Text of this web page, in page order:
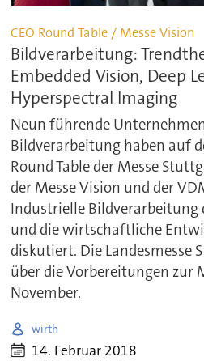
CEO Round Table / Messe Vision
Bildverarbeitung:
Embedded Vision, Deep
Hyperspectral Imaging
Neun führende
Bildverarbeitung haben auf
Round Table der Messe
der Messe Vision und der
Industrielle Bildverarbeitung
und die wirtschaftliche
diskutiert. Die Landesmesse
über die Vorbereitungen zur
November.
wirth
14. Februar 2018